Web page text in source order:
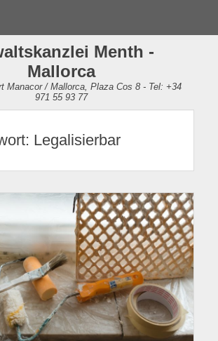
Menth -
Mallorca
Manacor / Mallorca, Plaza Cos 8 - Tel: +34
971 55 93 77
Legalisierbar